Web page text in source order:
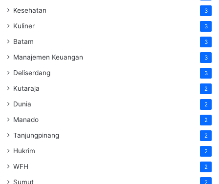
Kesehatan 3
Kuliner 3
Batam 3
Manajemen Keuangan 3
Deliserdang 3
Kutaraja 2
Dunia 2
Manado 2
Tanjungpinang 2
Hukrim 2
WFH 2
Sumut 2